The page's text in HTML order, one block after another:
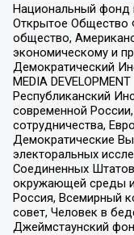
Национальный фонд
Открытое Общество
общество,
экономическому и
Демократический
MEDIA
Республиканский
современной
сотрудничества,
Демократические
электоральных
Соединенных
окружающей среды
Россия, Всемирный
совет, Человек в
Джеймстаунский